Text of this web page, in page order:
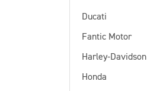
Ducati
Fantic Motor
Harley-Davidson
Honda